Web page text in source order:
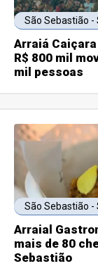
São Sebastião -
Arraiá
R$ 800 mil
mil pessoas
São Sebastião -
Arraial
mais de 80
Sebastião